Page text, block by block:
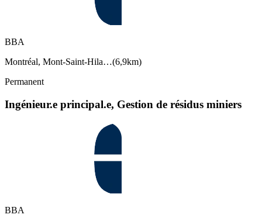
BBA
Montréal, Mont-Saint-Hila…(6,9km)
Permanent
Ingénieur.e principal.e, Gestion de résidus miniers
BBA